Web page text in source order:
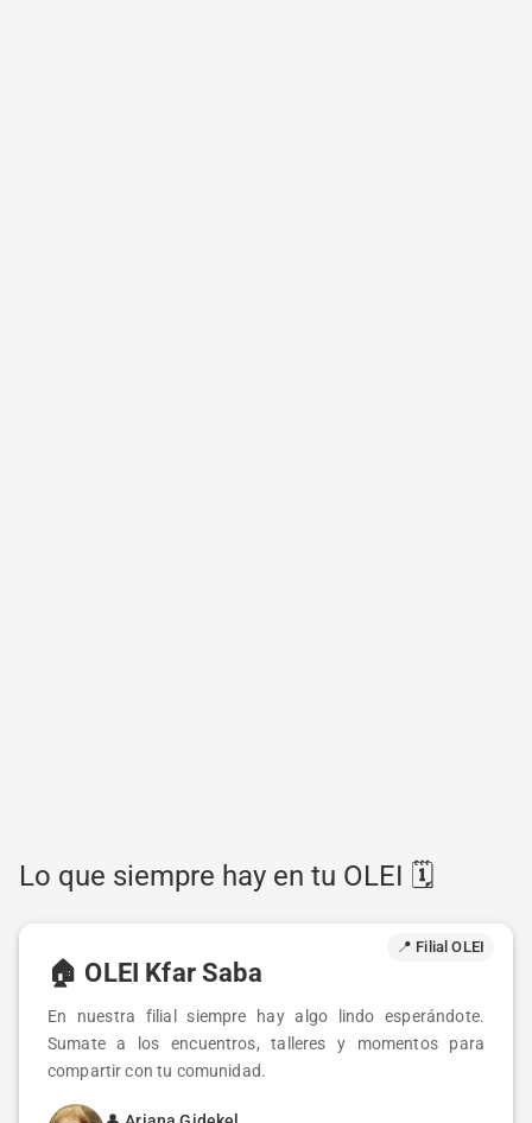
Lo que siempre hay en tu OLEI 🗓️
📍 Filial OLEI
🏠 OLEI Kfar Saba
En nuestra filial siempre hay algo lindo esperándote.
Sumate a los encuentros, talleres y momentos para
compartir con tu comunidad.